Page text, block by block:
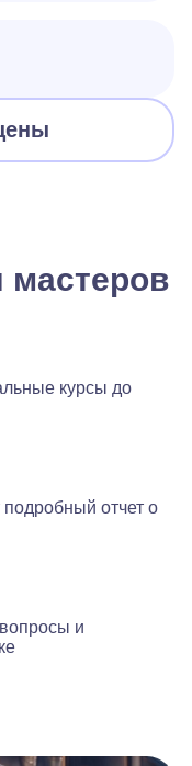
мастеров
курсы до
отчет о
и